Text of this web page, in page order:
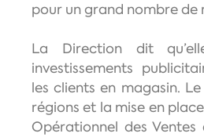
pour un grand nombre de
La Direction dit
investissements
les clients en magasin.
régions et la mise en
Opérationnel des Ventes